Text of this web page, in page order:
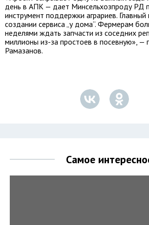
день в АПК — дает Минсельхозпроду РД
инструмент поддержки аграриев. Главный
создании сервиса „у дома“. Фермерам
неделями ждать запчасти из соседних
миллионы из-за простоев в посевную», —
Рамазанов.
Самое